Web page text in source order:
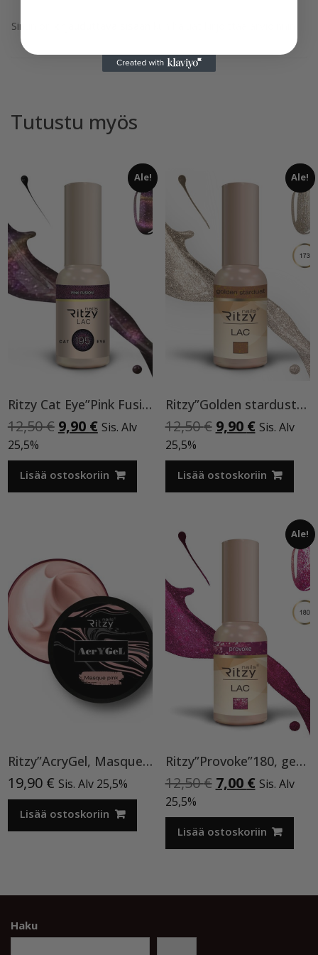
Sinun on
Tutustu myös
Ale!
Ritzy Cat Eye”Pink Fusion”195,geelilakka
12,50€ Alkuperäinen
oli:
12,50 €.
9,90 €Nykyinen
on:
9,90 €.
Sis. Alv
25,5%
Lisää ostoskoriin
Ale!
Ritzy”Golden stardust”geelilakka,173 TPO vapaa
12,50€ Alkuperäinen
oli:
12,50 €.
9,90 €Nykyinen
on:
9,90 €.
Sis. Alv
25,5%
Lisää ostoskoriin
Ritzy”AcryGel, Masque Pink”15ml TPO-VAPAA
19,90 € Sis. Alv 25,5%
Lisää ostoskoriin
Ale!
Ritzy”Provoke”180, geelilakka
12,50€ Alkuperäinen
oli:
12,50 €.
7,00 €Nykyinen
on:
7,00 €.
Sis. Alv
25,5%
Lisää ostoskoriin
Haku